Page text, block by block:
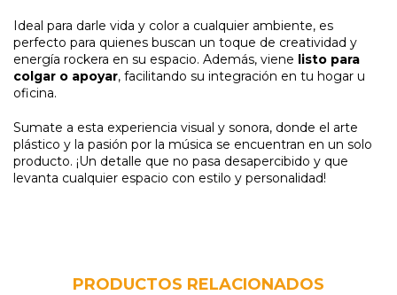
Ideal para darle vida y color a cualquier ambiente, es
perfecto para quienes buscan un toque de creatividad y
energía rockera en su espacio. Además, viene listo para
colgar o apoyar, facilitando su integración en tu hogar u
oficina.
Sumate a esta experiencia visual y sonora, donde el arte
plástico y la pasión por la música se encuentran en un solo
producto. ¡Un detalle que no pasa desapercibido y que
levanta cualquier espacio con estilo y personalidad!
PRODUCTOS RELACIONADOS